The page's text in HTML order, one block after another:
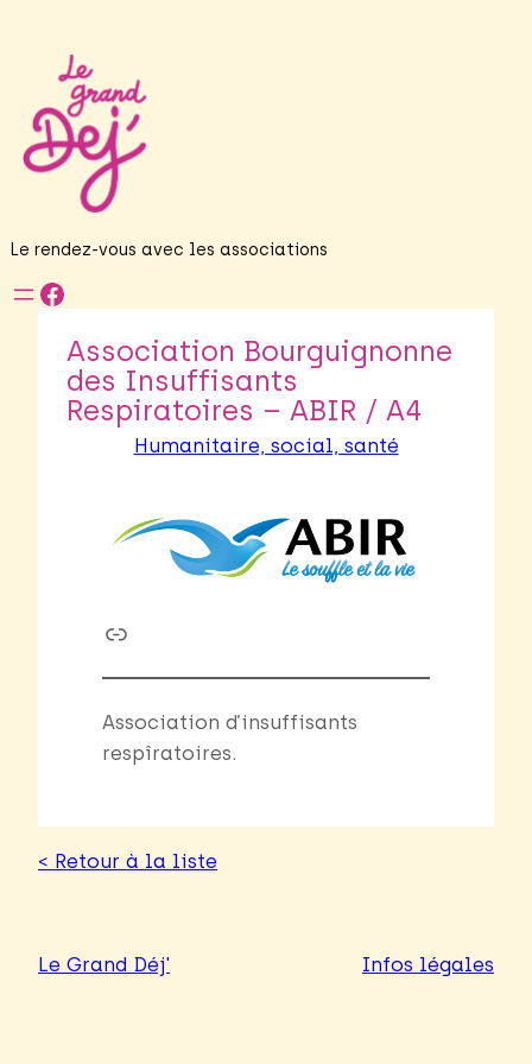
Le rendez-vous avec les associations
Facebook
Association Bourguignonne
des Insuffisants
Respiratoires – ABIR / A4
Humanitaire, social, santé
Link
Association d’insuffisants
respîratoires.
< Retour à la liste
Le Grand Déj' Infos légales